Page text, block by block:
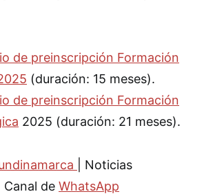
de preinscripción Formación
(duración: 15 meses).
de preinscripción Formación
2025 (duración: 21 meses).
| Noticias
| Canal de WhatsApp